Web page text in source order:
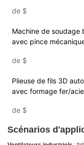
matériaux et
de $
Machine de soudage
avec pince
de chariots de
de $
Plieuse de fils 3D
avec formage fer/
supermarché et de
de $
Scénarios